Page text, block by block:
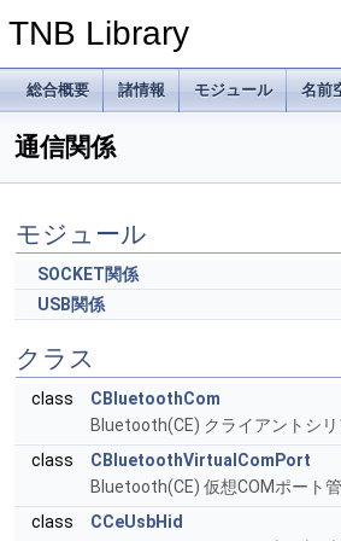
TNB Library
総合概要 諸情報 モジュール 名前
通信関係
モジュール
SOCKET関係
USB関係
クラス
class
CBluetoothCom
Bluetooth(CE) クライアントシリ
class
CBluetoothVirtualComPort
Bluetooth(CE) 仮想COMポート
class
CCeUsbHid